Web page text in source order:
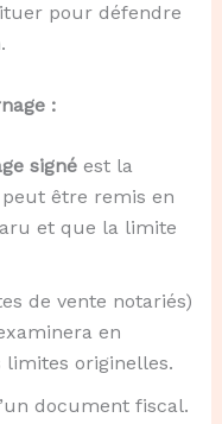
pour défendre
:
signéest la
être remis en
et que la limite
de vente notariés)
en
originelles.
document fiscal.